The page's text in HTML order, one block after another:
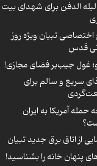
لیله الدفن برای شهدای بیت
تبیان ویژه روز
قدس
غول جیب‌بر فضای مجازی!
سریع و سالم برای
حمله آمریکا به ایران
از اتاق برق جدید تبیان
پنهان خانه را بشناسید!